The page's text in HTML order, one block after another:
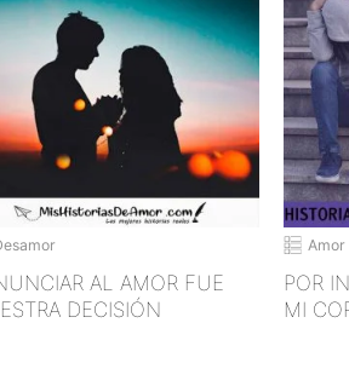
AL AMOR FUE
DECISIÓN
POR
MI